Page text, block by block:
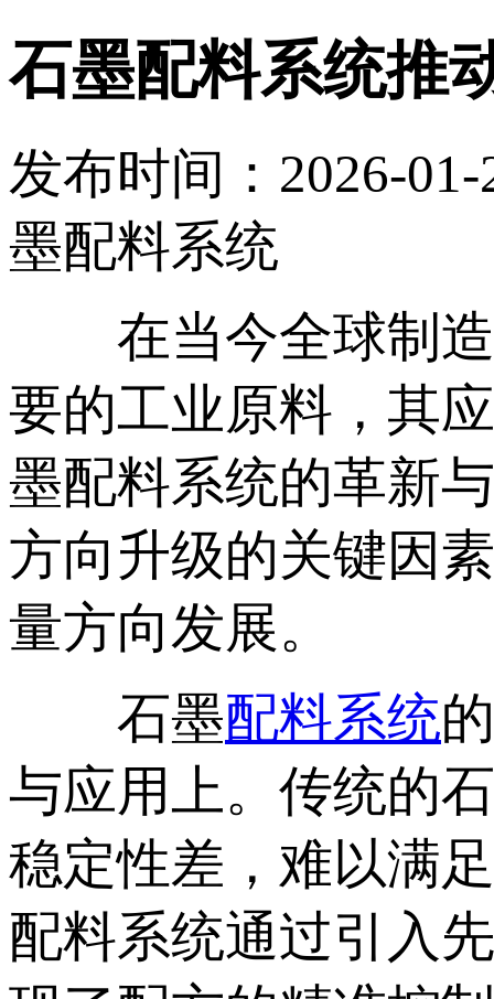
石墨配料系统推
发布时间：2026-01-
墨配料系统
在当今全球制造
要的工业原料，其
墨配料系统的革新
方向升级的关键因
量方向发展。
石墨配料系统
与应用上。传统的
稳定性差，难以满
配料系统通过引入